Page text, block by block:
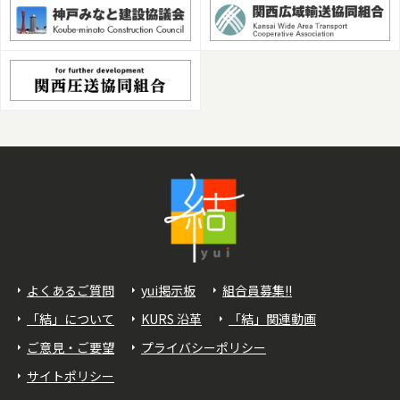
よくあるご質問 yui掲示板
組合員募集!!
「結」について
KURS 沿革
「結」関連動画
ご意見・ご要望
プライバシーポリシー
サイトポリシー